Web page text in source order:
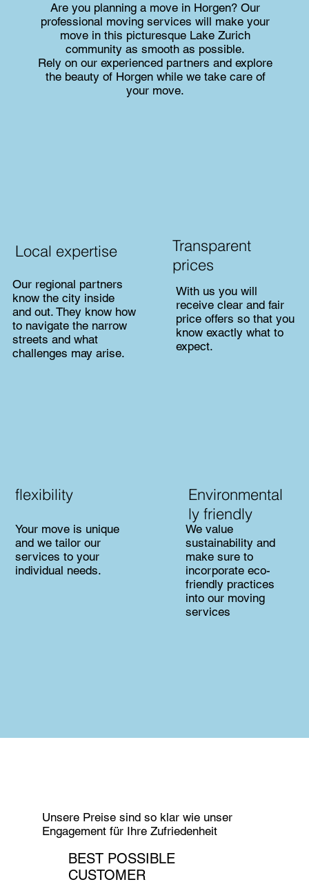
Are you planning a move in Horgen? Our
professional moving services will make your
move in this picturesque Lake Zurich
community as smooth as possible.
Rely on our experienced partners and explore
the beauty of Horgen while we take care of
your move.
Our regional partners
know the city inside
and out. They know how
to navigate the narrow
streets and what
challenges may arise.
Local expertise
Transparent
prices
With us you will
receive clear and fair
price offers so that you
know exactly what to
expect.
flexibility
Your move is unique
and we tailor our
services to your
individual needs.
Environmental
ly friendly
We value
sustainability and
make sure to
incorporate eco-
friendly practices
into our moving
services
Unsere Preise sind so klar wie unser
Engagement für Ihre Zufriedenheit
BEST POSSIBLE
CUSTOMER